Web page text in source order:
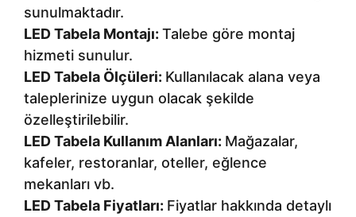
sunulmaktadır.
LED Tabela Montajı: Talebe göre montaj
hizmeti sunulur.
LED Tabela Ölçüleri: Kullanılacak alana veya
taleplerinize uygun olacak şekilde
özelleştirilebilir.
LED Tabela Kullanım Alanları: Mağazalar,
kafeler, restoranlar, oteller, eğlence
mekanları vb.
LED Tabela Fiyatları: Fiyatlar hakkında detaylı